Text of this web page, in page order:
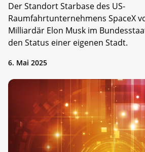
Der Standort Starbase des US-
Raumfahrtunternehmens SpaceX
Milliardär Elon Musk im
den Status einer eigenen Stadt.
6. Mai 2025